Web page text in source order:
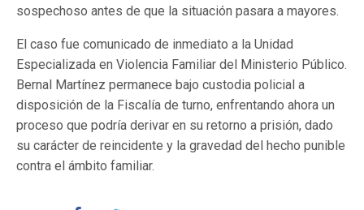
sospechoso antes de que la situación pasara a mayores.
El caso fue comunicado de inmediato a la Unidad
Especializada en Violencia Familiar del Ministerio Público.
Bernal Martínez permanece bajo custodia policial a
disposición de la Fiscalía de turno, enfrentando ahora un
proceso que podría derivar en su retorno a prisión, dado
su carácter de reincidente y la gravedad del hecho punible
contra el ámbito familiar.